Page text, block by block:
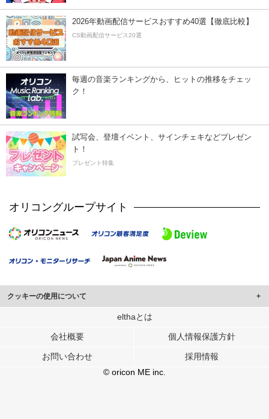
2026年動画配信サービスおすすめ40選【徹底比較】
CS動画配信サービス20選
毎週の音楽ランキングから、ヒットの推移をチェッ
ク！
試写会、登壇イベント、サインチェキなどプレゼン
ト！
プレゼント特集
オリコングループサイト
クッキーの使用について
このサイトでは Cookie を使用して、ユーザーに合わせたコンテンツや広告の
行っています。
メディアや広告配信、データ解析の各パートナーに提供しています。
各パートナーは、この情報とユーザーが各パートナーに提供した他の情報や、
ユーザーが各パートナーのサービスを使用したときに収集した他の情報を組み
elthaとは
会社概要 個人情報保護方針
お問い合わせ
採用情報
© oricon ME inc.